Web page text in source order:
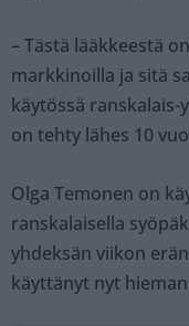
– Tästä lääkkeestä
markkinoilla ja sitä
käytössä
on tehty lähes 10
Olga Temonen on
ranskalaisella
yhdeksän viikon
käyttänyt nyt